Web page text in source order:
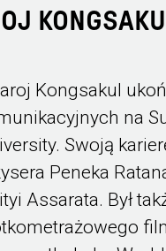
Kongsakul
na
Swoją
Peneka
Assarata. Był